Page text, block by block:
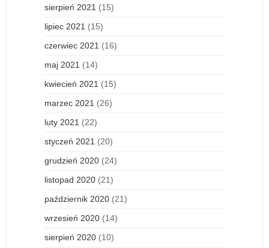
sierpień 2021 (15)
lipiec 2021 (15)
czerwiec 2021 (16)
maj 2021 (14)
kwiecień 2021 (15)
marzec 2021 (26)
luty 2021 (22)
styczeń 2021 (20)
grudzień 2020 (24)
listopad 2020 (21)
październik 2020 (21)
wrzesień 2020 (14)
sierpień 2020 (10)